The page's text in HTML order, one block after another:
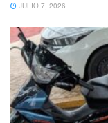
JULIO 7, 2026